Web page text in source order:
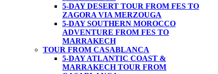
5-DAY DESERT TOUR FROM FES TO
ZAGORA VIA MERZOUGA
5-DAY SOUTHERN MOROCCO
ADVENTURE FROM FES TO
MARRAKECH
TOUR FROM CASABLANCA
5-DAY ATLANTIC COAST &
MARRAKECH TOUR FROM